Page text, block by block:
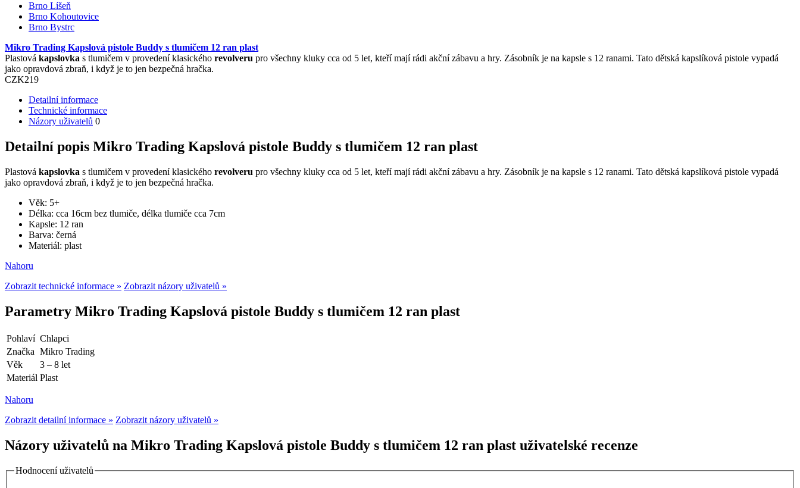
Brno Líšeň
Brno Kohoutovice
Brno Bystrc
Mikro Trading Kapslová pistole Buddy s tlumičem 12 ran plast
Plastová kapslovka s tlumičem v provedení klasického revolveru pro všechny kluky cca od 5 let, kteří mají rádi akční zábavu a hry. Zásobník je na kapsle s 12 ranami. Tato dětská kapslíková pistole vypadá
jako opravdová zbraň, i když je to jen bezpečná hračka.
CZK219
Detailní informace
Technické informace
Názory uživatelů 0
Detailní popis Mikro Trading Kapslová pistole Buddy s tlumičem 12 ran plast
Plastová kapslovka s tlumičem v provedení klasického revolveru pro všechny kluky cca od 5 let, kteří mají rádi akční zábavu a hry. Zásobník je na kapsle s 12 ranami. Tato dětská kapslíková pistole vypadá
jako opravdová zbraň, i když je to jen bezpečná hračka.
Věk: 5+
Délka: cca 16cm bez tlumiče, délka tlumiče cca 7cm
Kapsle: 12 ran
Barva: černá
Materiál: plast
Nahoru
Zobrazit technické informace » Zobrazit názory uživatelů »
Parametry Mikro Trading Kapslová pistole Buddy s tlumičem 12 ran plast
Pohlaví Chlapci
Značka Mikro Trading
Věk
3 – 8 let
Materiál Plast
Nahoru
Zobrazit detailní informace » Zobrazit názory uživatelů »
Názory uživatelů na Mikro Trading Kapslová pistole Buddy s tlumičem 12 ran plast uživatelské recenze
Hodnocení uživatelů